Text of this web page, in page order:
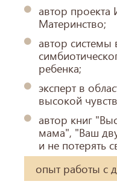
автор проекта
Материнство;
автор системы
ребенка;
эксперт в
высокой
автор книг
мама", "Ваш
и не потерять
опыт работы с